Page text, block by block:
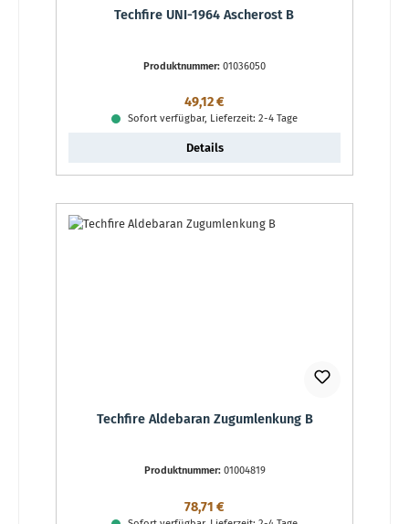
Techfire UNI-1964 Ascherost B
Produktnummer: 01036050
Regulärer Preis:
49,12 €
Sofort verfügbar, Lieferzeit: 2-4 Tage
Details
Techfire Aldebaran Zugumlenkung B
Produktnummer: 01004819
Regulärer Preis:
78,71 €